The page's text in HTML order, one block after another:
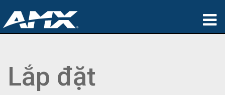
Ứng dụng
Partners
Lắp đặt